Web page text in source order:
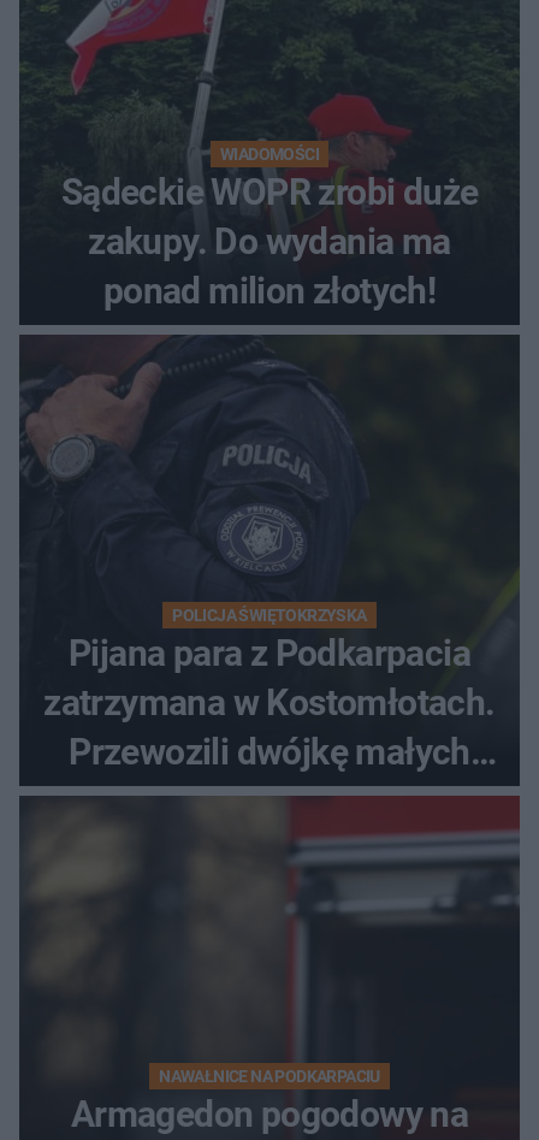
WIADOMOŚCI
Sądeckie WOPR zrobi duże
zakupy. Do wydania ma
ponad milion złotych!
POLICJA ŚWIĘTOKRZYSKA
Pijana para z Podkarpacia
zatrzymana w Kostomłotach.
Przewozili dwójkę małych
dzieci
NAWAŁNICE NA PODKARPACIU
Armagedon pogodowy na